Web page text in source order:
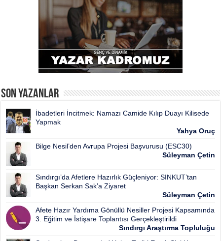
Son Yazanlar
İbadetleri İncitmek: Namazı Camide Kılıp Duayı Kilisede
Yapmak
Yahya Oruç
Bilge Nesil’den Avrupa Projesi Başvurusu (ESC30)
Süleyman Çetin
Sındırgı’da Afetlere Hazırlık Güçleniyor: SINKUT’tan
Başkan Serkan Sak’a Ziyaret
Süleyman Çetin
Afete Hazır Yardıma Gönüllü Nesiller Projesi Kapsamında
3. Eğitim ve İstişare Toplantısı Gerçekleştirildi
Sındırgı Araştırma Topluluğu